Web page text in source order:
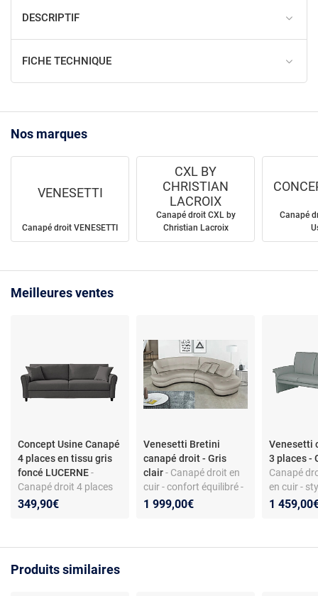
DESCRIPTIF
FICHE TECHNIQUE
Nos marques
VENESETTI
Canapé droit VENESETTI
CXL BY
CHRISTIAN
LACROIX
Canapé droit CXL by
Christian Lacroix
Canapé
Meilleures ventes
Concept Usine Canapé
4 places en tissu gris
foncé LUCERNE-
Canapé droit 4 places
en tissu - mousse HR -
349,90€
Venesetti Bretini
canapé droit - Gris
clair- Canapé droit en
cuir - confort équilibré -
sangles élastiques -
1 999,00€
Venesetti
3 places -
Canapé
en cuir -
assise
1
Produits similaires